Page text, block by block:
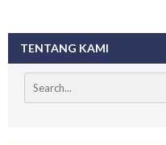
TENTANG KAMI